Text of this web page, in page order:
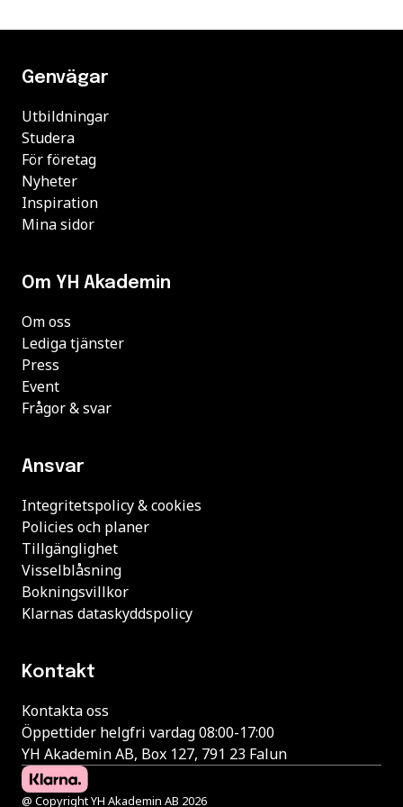
Genvägar
Utbildningar
Studera
För företag
Nyheter
Inspiration
Mina sidor
Om YH Akademin
Om oss
Lediga tjänster
Press
Event
Frågor & svar
Ansvar
Integritetspolicy & cookies
Policies och planer
Tillgänglighet
Visselblåsning
Bokningsvillkor
Klarnas dataskyddspolicy
Kontakt
Kontakta oss
Öppettider helgfri vardag 08:00-17:00
YH Akademin AB, Box 127, 791 23 Falun
@ Copyright YH Akademin AB 2026